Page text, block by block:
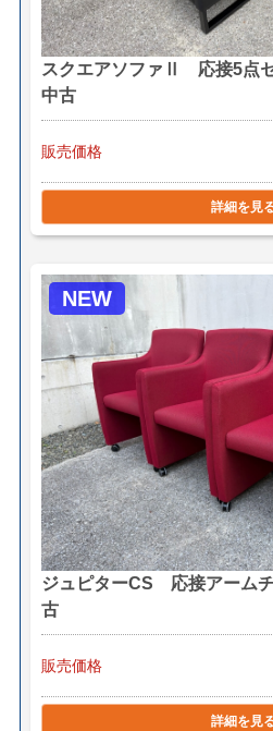
スクエアソファⅡ 応接5点
中古
販売価格
詳細を見
NEW
ジュピターCS 応接アーム
古
販売価格
詳細を見